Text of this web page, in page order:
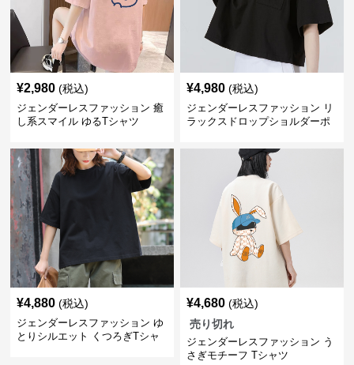
¥2,980 (税込)
ジェンダーレスファッション 癒
し系スマイル ゆるTシャツ
¥4,980 (税込)
ジェンダーレスファッション リ
ラックスドロップショルダーポ
¥4,880 (税込)
ジェンダーレスファッション ゆ
とりシルエット くつろぎTシャ
¥4,680 (税込)
売り切れ
ジェンダーレスファッション う
さぎモチーフ Tシャツ